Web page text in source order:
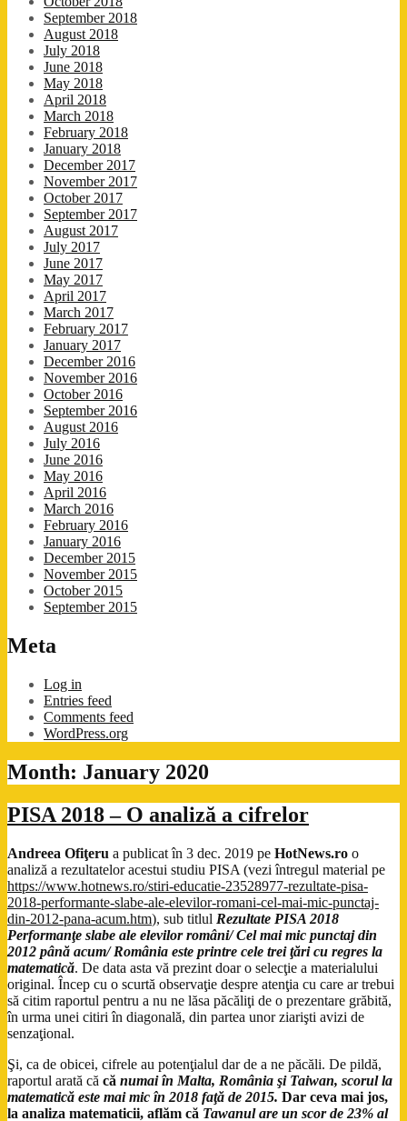
September 2018
August 2018
July 2018
June 2018
May 2018
April 2018
March 2018
February 2018
January 2018
December 2017
November 2017
October 2017
September 2017
August 2017
July 2017
June 2017
May 2017
April 2017
March 2017
February 2017
January 2017
December 2016
November 2016
October 2016
September 2016
August 2016
July 2016
June 2016
May 2016
April 2016
March 2016
February 2016
January 2016
December 2015
November 2015
October 2015
September 2015
Meta
Log in
Entries feed
Comments feed
WordPress.org
Month: January 2020
PISA 2018 – O analiză a cifrelor
Andreea Ofiţeru a publicat în 3 dec. 2019 pe HotNews.ro o
analiză a rezultatelor acestui studiu PISA (vezi întregul material pe
https://www.hotnews.ro/stiri-educatie-23528977-rezultate-pisa-
2018-performante-slabe-ale-elevilor-romani-cel-mai-mic-punctaj-
din-2012-pana-acum.htm), sub titlul Rezultate PISA 2018
Performanţe slabe ale elevilor români/ Cel mai mic punctaj din
2012 până acum/ România este printre cele trei ţări cu regres la
matematică. De data asta vă prezint doar o selecţie a materialului
original. Încep cu o scurtă observaţie despre atenţia cu care ar trebui
să citim raportul pentru a nu ne lăsa păcăliţi de o prezentare grăbită,
în urma unei citiri în diagonală, din partea unor ziarişti avizi de
senzaţional.
Şi, ca de obicei, cifrele au potenţialul dar de a ne păcăli. De pildă,
raportul arată că că numai în Malta, România şi Taiwan, scorul la
matematică este mai mic în 2018 faţă de 2015. Dar ceva mai jos,
la analiza matematicii, aflăm că Tawanul are un scor de 23% al